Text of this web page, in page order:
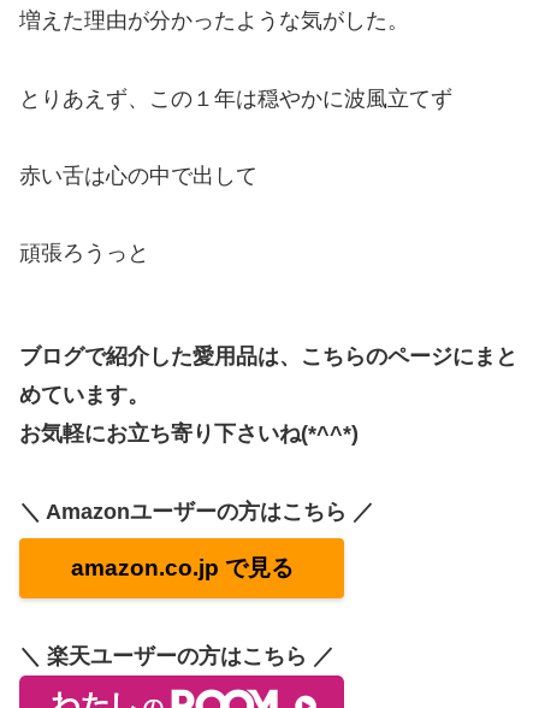
増えた理由が分かったような気がした。
とりあえず、この１年は穏やかに波風立てず
赤い舌は心の中で出して
頑張ろうっと
ブログで紹介した愛用品は、こちらのページにまと
めています。
お気軽にお立ち寄り下さいね(*^^*)
＼ Amazonユーザーの方はこちら ／
amazon.co.jp で見る
＼ 楽天ユーザーの方はこちら ／